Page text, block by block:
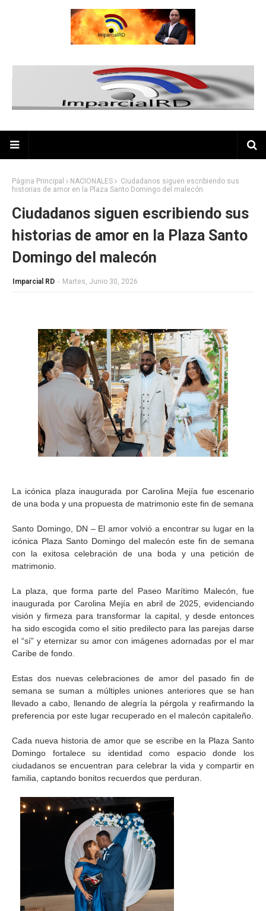
Página Principal NACIONALES
Ciudadanos siguen escribiendo sus
historias de amor en la Plaza Santo Domingo del malecón
Ciudadanos siguen escribiendo sus
historias de amor en la Plaza Santo
Domingo del malecón
Imparcial RD - Martes, Junio 30, 2026
La icónica plaza inaugurada por Carolina Mejía fue escenario
de una boda y una propuesta de matrimonio este fin de semana
Santo Domingo, DN – El amor volvió a encontrar su lugar en la
icónica Plaza Santo Domingo del malecón este fin de semana
con la exitosa celebración de una boda y una petición de
matrimonio.
La plaza, que forma parte del Paseo Marítimo Malecón, fue
inaugurada por Carolina Mejía en abril de 2025, evidenciando
visión y firmeza para transformar la capital, y desde entonces
ha sido escogida como el sitio predilecto para las parejas darse
el “sí” y eternizar su amor con imágenes adornadas por el mar
Caribe de fondo.
Estas dos nuevas celebraciones de amor del pasado fin de
semana se suman a múltiples uniones anteriores que se han
llevado a cabo, llenando de alegría la pérgola y reafirmando la
preferencia por este lugar recuperado en el malecón capitaleño.
Cada nueva historia de amor que se escribe en la Plaza Santo
Domingo fortalece su identidad como espacio donde los
ciudadanos se encuentran para celebrar la vida y compartir en
familia, captando bonitos recuerdos que perduran.